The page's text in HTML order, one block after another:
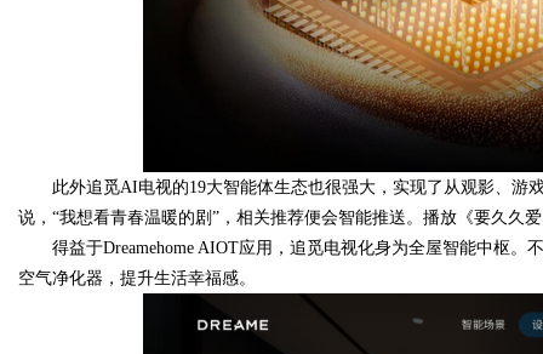
此外追觅AI电视的19大智能体生态也很强大，实现了从观影、
说，“我想看青春温暖的剧”，相关推荐便会智能推送。播放《要久久
得益于Dreamehome AIOT应用，追觅电视化身为全屋智能中枢
空气净化器，提升生活幸福感。